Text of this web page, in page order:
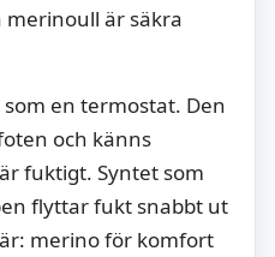
är säkra
en termostat. Den
och känns
fuktigt. Syntet som
flyttar fukt snabbt ut
merino för komfort